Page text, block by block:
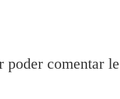
poder comentar